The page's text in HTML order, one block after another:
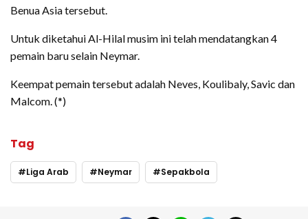
Benua Asia tersebut.
Untuk diketahui Al-Hilal musim ini telah mendatangkan 4
pemain baru selain Neymar.
Keempat pemain tersebut adalah Neves, Koulibaly, Savic dan
Malcom. (*)
Tag
Liga Arab Neymar Sepakbola